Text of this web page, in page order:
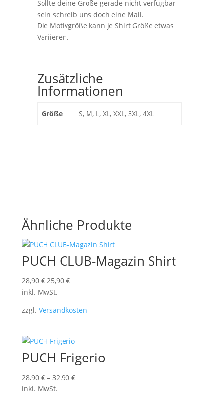
Sollte deine Größe gerade nicht verfügbar
sein schreib uns doch eine Mail.
Die Motivgröße kann je Shirt Größe etwas
Variieren.
Zusätzliche
Informationen
Größe S, M, L, XL, XXL, 3XL, 4XL
Ähnliche Produkte
PUCH CLUB-Magazin Shirt
28,90€ Ursprünglicher
Preis
28,90 €
25,90 €Aktueller
25,90 €.
inkl. MwSt.
zzgl. Versandkosten
PUCH Frigerio
28,90 €– 32,90 €
inkl. MwSt.